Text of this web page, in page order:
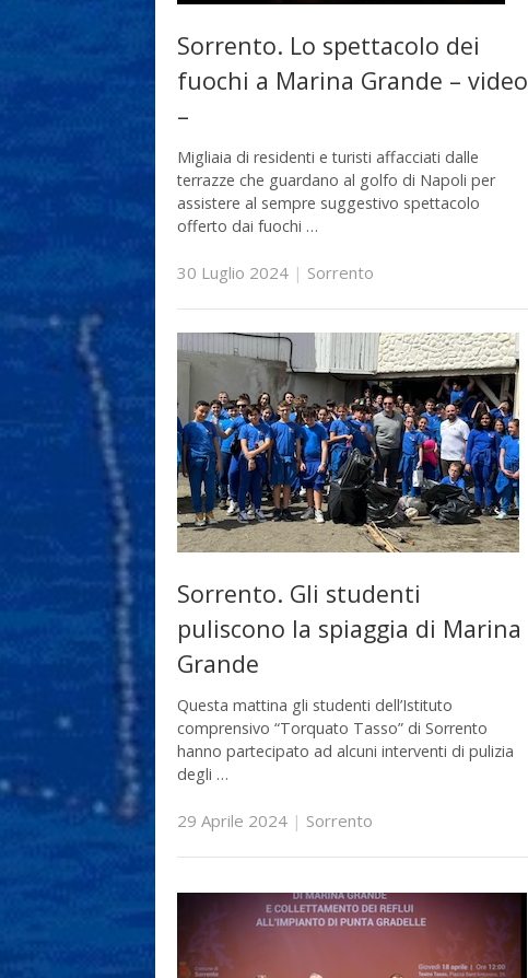
Sorrento. Lo spettacolo dei
fuochi a Marina Grande – video
–
Migliaia di residenti e turisti affacciati dalle
terrazze che guardano al golfo di Napoli per
assistere al sempre suggestivo spettacolo
offerto dai fuochi …
30 Luglio 2024 | Sorrento
Sorrento. Gli studenti
puliscono la spiaggia di Marina
Grande
Questa mattina gli studenti dell’Istituto
comprensivo “Torquato Tasso” di Sorrento
hanno partecipato ad alcuni interventi di pulizia
degli …
29 Aprile 2024 | Sorrento